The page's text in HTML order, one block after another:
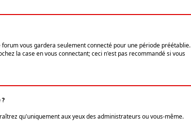
forum vous gardera seulement connecté pour une période préétablie.
la case en vous connectant; ceci n'est pas recommandé si vous
qu'uniquement aux yeux des administrateurs ou vous-même.